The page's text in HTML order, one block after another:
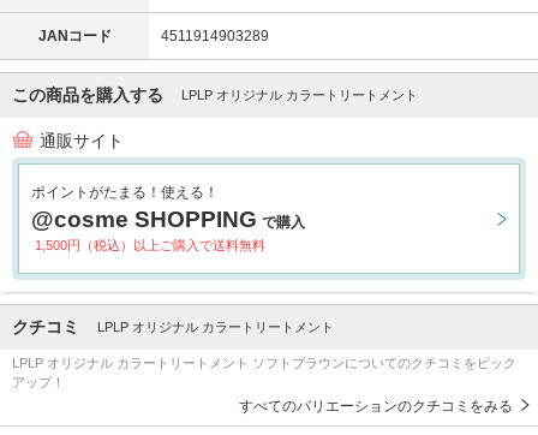
JANコード 4511914903289
この商品を購入する LPLP オリジナル カラートリートメント
通販サイト
ポイントがたまる！使える！
@cosme SHOPPING で購入
1,500円（税込）以上ご購入で送料無料
クチコミ LPLP オリジナル カラートリートメント
LPLP オリジナル カラートリートメント ソフトブラウンについてのクチコミをピック
アップ！
すべてのバリエーションのクチコミをみる